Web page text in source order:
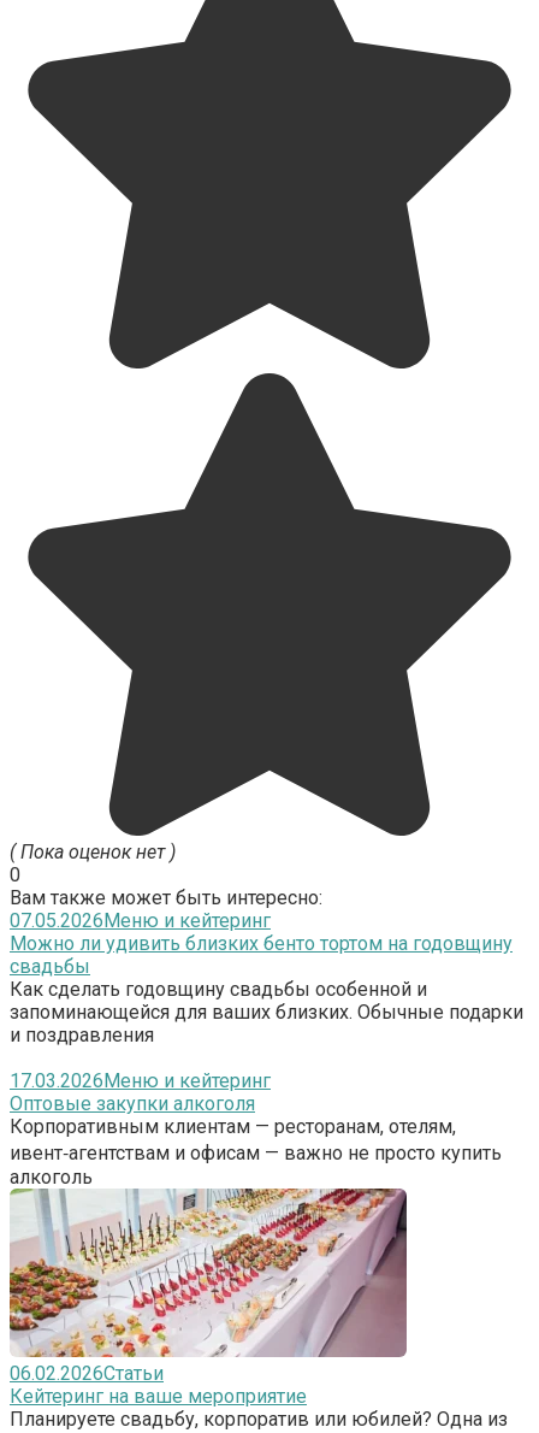
( Пока оценок нет )
0
Вам также может быть интересно:
07.05.2026 Меню и кейтеринг
Можно ли удивить близких бенто тортом на годовщину
свадьбы
Как сделать годовщину свадьбы особенной и
запоминающейся для ваших близких. Обычные подарки
и поздравления
17.03.2026 Меню и кейтеринг
Оптовые закупки алкоголя
Корпоративным клиентам — ресторанам, отелям,
ивент‑агентствам и офисам — важно не просто купить
алкоголь
06.02.2026Статьи
Кейтеринг на ваше мероприятие
Планируете свадьбу, корпоратив или юбилей? Одна из